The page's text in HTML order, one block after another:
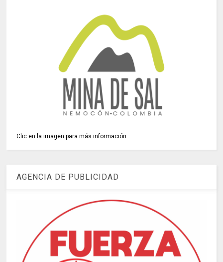
Clic en la imagen para más información
AGENCIA DE PUBLICIDAD